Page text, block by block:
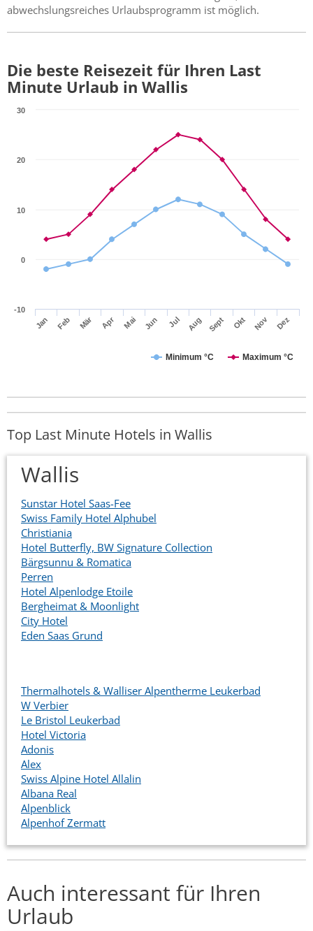
abwechslungsreiches Urlaubsprogramm ist möglich.
Die beste Reisezeit für Ihren Last
Minute Urlaub in Wallis
Minimum °C Maximum °C
Jan Feb Mär Apr Mai Jun Jul Aug Sept Okt Nov Dez
0
10
20
30
-10
Top Last Minute Hotels in Wallis
Wallis
Sunstar Hotel Saas-Fee
Swiss Family Hotel Alphubel
Christiania
Hotel Butterfly, BW Signature Collection
Bärgsunnu & Romatica
Perren
Hotel Alpenlodge Etoile
Bergheimat & Moonlight
City Hotel
Eden Saas Grund
Thermalhotels & Walliser Alpentherme Leukerbad
W Verbier
Le Bristol Leukerbad
Hotel Victoria
Adonis
Alex
Swiss Alpine Hotel Allalin
Albana Real
Alpenblick
Alpenhof Zermatt
Auch interessant für Ihren
Urlaub